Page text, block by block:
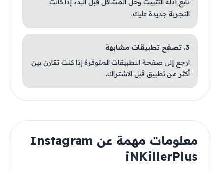
تابع أدلة التثبيت وحل المشاكل قبل البدء إذا كانت
التجربة جديدة عليك.
3. تصفح تطبيقات مشابهة
ارجع إلى صفحة التطبيقات المتوفرة إذا كنت تقارن بين
أكثر من تطبيق قبل الاشتراك.
معلومات مهمة عن Instagram
iNKillerPlus